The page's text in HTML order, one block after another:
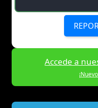
Accede a